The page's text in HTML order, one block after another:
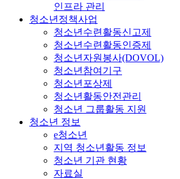
인프라 관리
청소년정책사업
청소년수련활동신고제
청소년수련활동인증제
청소년자원봉사(DOVOL)
청소년참여기구
청소년포상제
청소년활동안전관리
청소년 그룹활동 지원
청소년 정보
e청소년
지역 청소년활동 정보
청소년 기관 현황
자료실